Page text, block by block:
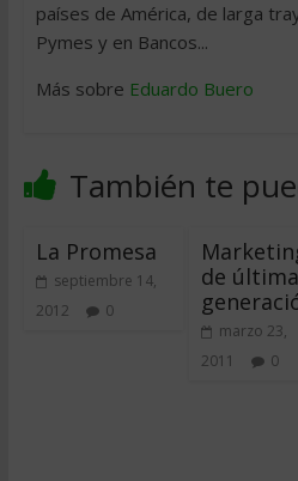
países de América, de larga
Pymes y en Bancos...
Más sobre Eduardo Buero
También te
La Promesa
septiembre 14,
2012
0
de última
marzo 23,
2011
0